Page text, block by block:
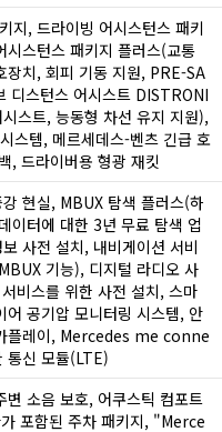
지, 드라이빙 어시스턴스 패키
시스턴스 패키지 플러스(교통
장치, 회피 기동 지원, PRE-SA
디스턴스 어시스트 DISTRONI
스트, 능동형 차선 유지 지원),
스템, 메르세데스-벤츠 긴급 호
, 드라이버용 형광 재킷
현실, MBUX 탐색 플러스(하
이터에 대한 3년 무료 탐색 업
사전 설치, 내비게이션 서비
기능), 디지털 라디오 사
비스를 위한 사전 설치, 스마
어 공기압 모니터링 시스템, 안
플레이, Mercedes me conne
통신 모듈(LTE)
변 소음 보호, 어쿠스틱 컴포트
포함된 주차 패키지, "Merce